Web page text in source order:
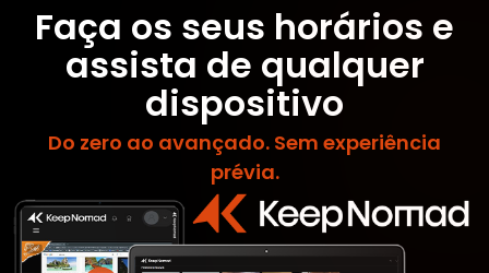
Faça os seus horários e
assista de qualquer
dispositivo​
Do zero ao avançado. Sem experiência
prévia.​